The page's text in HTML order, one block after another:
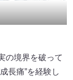
の境界を破って
長痛”を経験し